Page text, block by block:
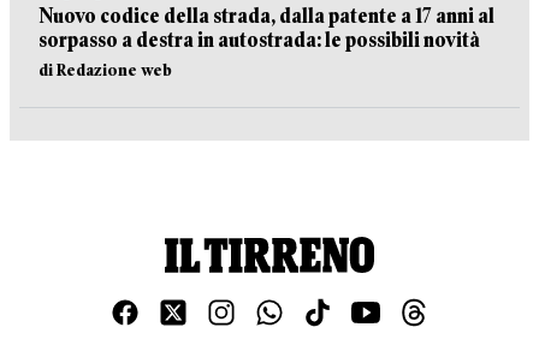
Nuovo codice della strada, dalla patente a 17 anni al
sorpasso a destra in autostrada: le possibili novità
di Redazione web